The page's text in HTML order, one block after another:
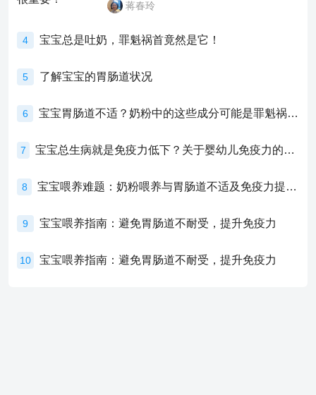
蒋春玲
4 宝宝总是吐奶，罪魁祸首竟然是它！
5 了解宝宝的胃肠道状况
6 宝宝胃肠道不适？奶粉中的这些成分可能是罪魁祸首！
7 宝宝总生病就是免疫力低下？关于婴幼儿免疫力的真相，家长必须了解！
8 宝宝喂养难题：奶粉喂养与胃肠道不适及免疫力提升的奥秘
9 宝宝喂养指南：避免胃肠道不耐受，提升免疫力
10 宝宝喂养指南：避免胃肠道不耐受，提升免疫力